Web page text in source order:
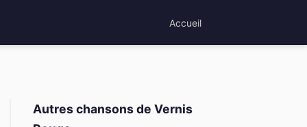
Accueil
Autres chansons de Vernis